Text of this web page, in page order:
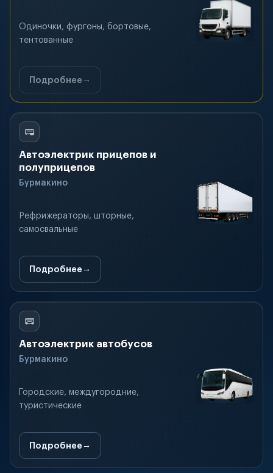
Одиночки, фургоны, бортовые,
тентованные
Подробнее
Автоэлектрик прицепов и
полуприцепов
Бурмакино
Рефрижераторы, шторные,
самосвальные
Подробнее
Автоэлектрик автобусов
Бурмакино
Городские, междугородние,
туристические
Подробнее